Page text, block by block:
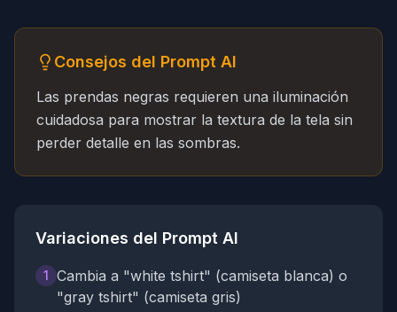
Consejos del Prompt AI
Las prendas negras requieren una iluminación
cuidadosa para mostrar la textura de la tela sin
perder detalle en las sombras.
Variaciones del Prompt AI
1 Cambia a "white tshirt" (camiseta blanca) o
"gray tshirt" (camiseta gris)